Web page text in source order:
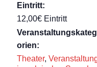
Eintritt:
12,00€ Eintritt
Veranstaltungskateg
orien:
Theater,